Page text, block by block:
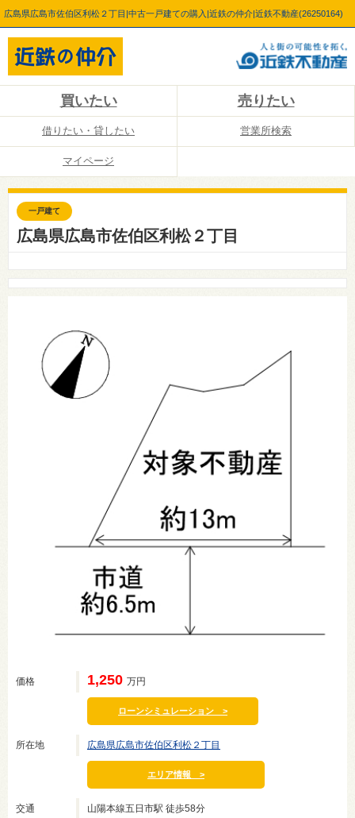
広島県広島市佐伯区利松２丁目|中古一戸建ての購入|近鉄の仲介|近鉄不動産(26250164)
買いたい 売りたい
借りたい・貸したい 営業所検索
マイページ
一戸建て
広島県広島市佐伯区利松２丁目
価格 1,250 万円
ローンシミュレーション >
所在地 広島県広島市佐伯区利松２丁目
エリア情報 >
交通 山陽本線五日市駅 徒歩58分